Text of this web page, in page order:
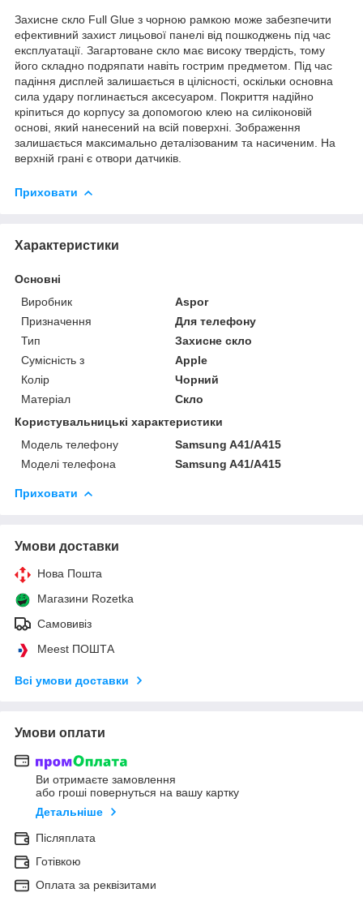
Захисне скло Full Glue з чорною рамкою може забезпечити
ефективний захист лицьової панелі від пошкоджень під час
експлуатації. Загартоване скло має високу твердість, тому
його складно подряпати навіть гострим предметом. Під час
падіння дисплей залишається в цілісності, оскільки основна
сила удару поглинається аксесуаром. Покриття надійно
кріпиться до корпусу за допомогою клею на силіконовій
основі, який нанесений на всій поверхні. Зображення
залишається максимально деталізованим та насиченим. На
верхній грані є отвори датчиків.
Приховати
Характеристики
Основні
Виробник
Aspor
Призначення
Для телефону
Тип
Захисне скло
Сумісність з
Apple
Колір
Чорний
Матеріал
Скло
Користувальницькі характеристики
Модель телефону
Samsung A41/A415
Моделі телефона
Samsung A41/A415
Приховати
Умови доставки
Нова Пошта
Магазини Rozetka
Самовивіз
Meest ПОШТА
Всі умови доставки
Умови оплати
Ви отримаєте замовлення
або гроші повернуться на вашу картку
Детальніше
Післяплата
Готівкою
Оплата за реквізитами